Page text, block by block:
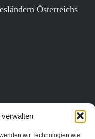
wir Technologien wie
Österreichs